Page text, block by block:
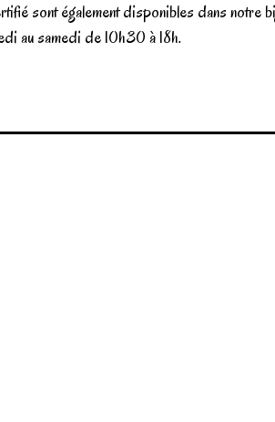
sont également disponibles dans
au samedi de 10h30 à 18h.